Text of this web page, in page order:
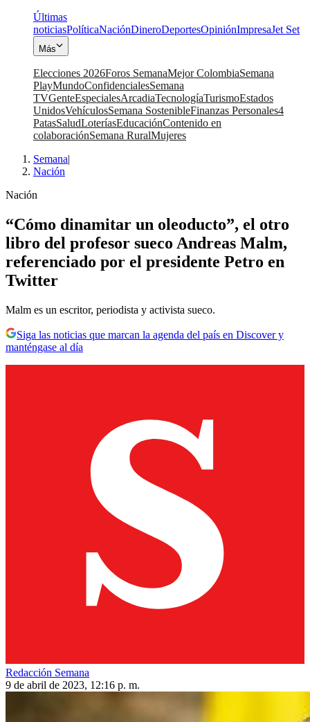
Últimas
noticiasPolíticaNaciónDineroDeportesOpiniónImpresaJet Set
Más
Elecciones 2026Foros SemanaMejor ColombiaSemana
PlayMundoConfidencialesSemana
TVGenteEspecialesArcadiaTecnologíaTurismoEstados
UnidosVehículosSemana SostenibleFinanzas Personales4
PatasSaludLoteríasEducaciónContenido en
colaboraciónSemana RuralMujeres
Semana|
Nación
Nación
“Cómo dinamitar un oleoducto”, el otro
libro del profesor sueco Andreas Malm,
referenciado por el presidente Petro en
Twitter
Malm es un escritor, periodista y activista sueco.
Siga las noticias que marcan la agenda del país en Discover y
manténgase al día
Redacción Semana
9 de abril de 2023, 12:16 p. m.